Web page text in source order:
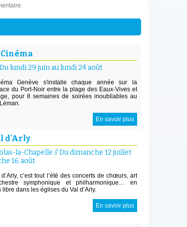
Du lundi 29 juin au lundi 24 août
Genève s'installe chaque année sur la
du Port-Noir entre la plage des Eaux-Vives et
pour 8 semaines de soirées inoubliables au
En savoir plus
d'Arly
la-Chapelle //Du dimanche 12 juillet
16 août
d’Arly, c’est tout l’été des concerts de chœurs, art
symphonique et philharmonique… en
dans les églises du Val d’Arly.
En savoir plus